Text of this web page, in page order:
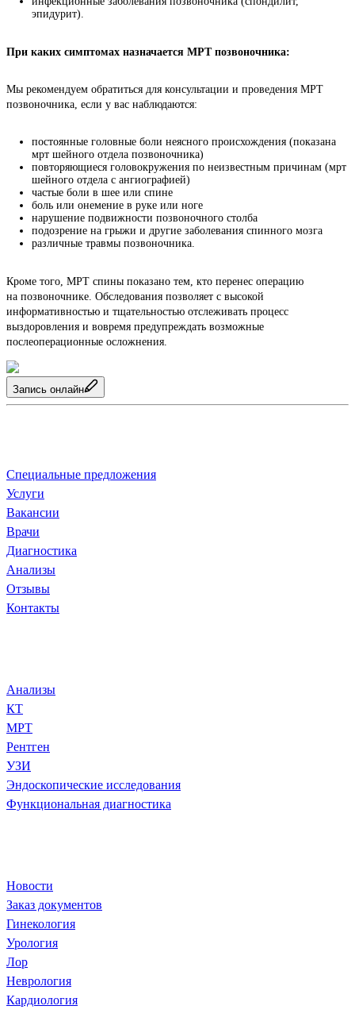
эпидурит).
При каких симптомах назначается МРТ позвоночника:
Мы рекомендуем обратиться для консультации и проведения МРТ
позвоночника, если у вас наблюдаются:
постоянные головные боли неясного происхождения (показана
мрт шейного отдела позвоночника)
повторяющиеся головокружения по неизвестным причинам (мрт
шейного отдела с ангиографией)
частые боли в шее или спине
боль или онемение в руке или ноге
нарушение подвижности позвоночного столба
подозрение на грыжи и другие заболевания спинного мозга
различные травмы позвоночника.
Кроме того, МРТ спины показано тем, кто перенес операцию
на позвоночнике. Обследования позволяет с высокой
информативностью и тщательностью отслеживать процесс
выздоровления и вовремя предупреждать возможные
послеоперационные осложнения.
Запись онлайн
Специальные предложения
Услуги
Ваканcии
Врачи
Диагностика
Анализы
Отзывы
Контакты
Анализы
КТ
МРТ
Рентген
УЗИ
Эндоскопические исследования
Функциональная диагностика
Новости
Заказ документов
Гинекология
Урология
Лор
Неврология
Кардиология